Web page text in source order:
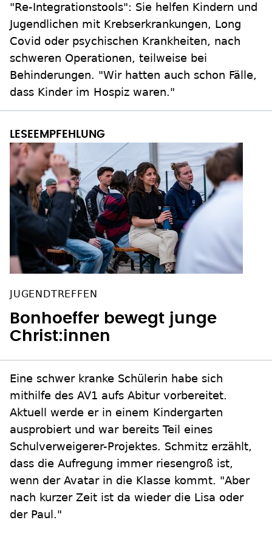
"Re-Integrationstools": Sie helfen Kindern und
Jugendlichen mit Krebserkrankungen, Long
Covid oder psychischen Krankheiten, nach
schweren Operationen, teilweise bei
Behinderungen. "Wir hatten auch schon Fälle,
dass Kinder im Hospiz waren."
JUGENDTREFFEN
Bonhoeffer bewegt junge
Christ:innen
Eine schwer kranke Schülerin habe sich
mithilfe des AV1 aufs Abitur vorbereitet.
Aktuell werde er in einem Kindergarten
ausprobiert und war bereits Teil eines
Schulverweigerer-Projektes. Schmitz erzählt,
dass die Aufregung immer riesengroß ist,
wenn der Avatar in die Klasse kommt. "Aber
nach kurzer Zeit ist da wieder die Lisa oder
der Paul."